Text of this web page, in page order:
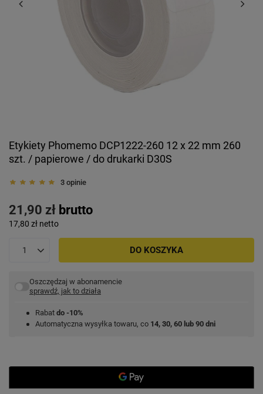
Etykiety Phomemo DCP1222-260 12 x 22 mm 260
szt. / papierowe / do drukarki D30S
3 opinie
21,90 zł brutto
17,80 zł netto
DO KOSZYKA
Oszczędzaj w abonamencie
sprawdź, jak to działa
Rabat do -10%
Automatyczna wysyłka towaru, co 14, 30, 60 lub 90 dni